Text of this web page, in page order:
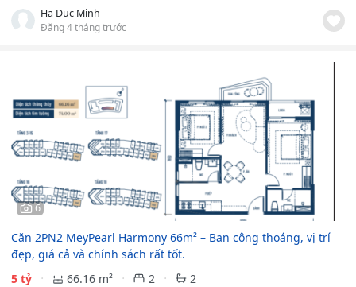
Ha Duc Minh
Đăng 4 tháng trước
6
Căn 2PN2 MeyPearl Harmony 66m² – Ban công thoáng, vị trí
đẹp, giá cả và chính sách rất tốt.
5 tỷ
66.16 m² 2
2